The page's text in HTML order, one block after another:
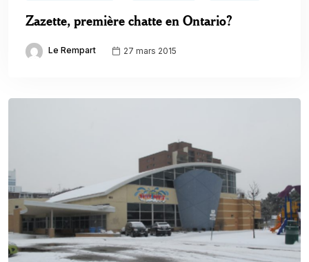
Zazette, première chatte en Ontario?
Le Rempart 27 mars 2015